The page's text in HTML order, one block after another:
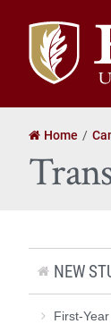
Elon
University
home
Home
NEW
First-